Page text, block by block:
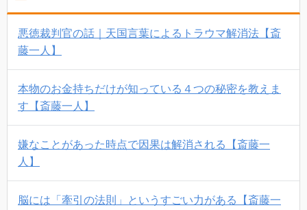
悪徳裁判官の話｜天国言葉によるトラウマ解消法【斎
藤一人】
本物のお金持ちだけが知っている４つの秘密を教えま
す【斎藤一人】
嫌なことがあった時点で因果は解消される【斎藤一
人】
脳には「牽引の法則」というすごい力がある【斎藤一